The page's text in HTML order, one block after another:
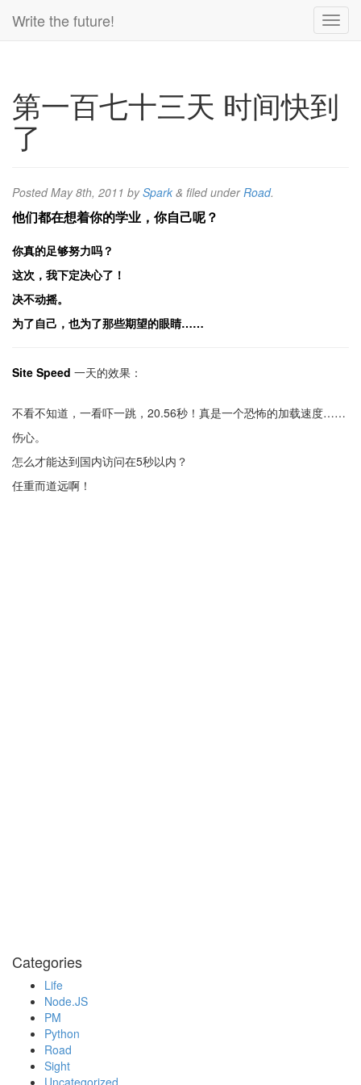
Write the future!
第一百七十三天 时间快到
了
PostedMay 8th, 2011 bySpark & filed underRoad.
他们都在想着你的学业，你自己呢？
你真的足够努力吗？
这次，我下定决心了！
决不动摇。
为了自己，也为了那些期望的眼睛……
Site Speed 一天的效果：
不看不知道，一看吓一跳，20.56秒！真是一个恐怖的加载速度……
伤心。
怎么才能达到国内访问在5秒以内？
任重而道远啊！
Categories
Life
Node.JS
PM
Python
Road
Sight
Uncategorized